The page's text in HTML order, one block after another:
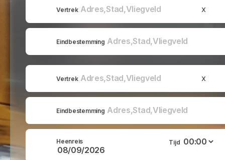
Vertrek x
Eindbestemming
Vertrek x
Eindbestemming
Heenreis Tijd